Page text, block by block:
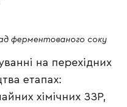
ферментованого соку
на перехідних
етапах:
хімічних ЗЗР,